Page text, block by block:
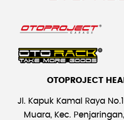
OTOPROJECT
Jl. Kapuk Kamal Raya
Muara, Kec.